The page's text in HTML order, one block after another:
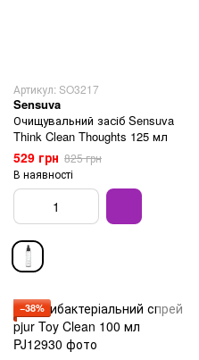
Артикул: SO3217
Sensuva
Очищувальний засіб Sensuva
Think Clean Thoughts 125 мл
529 грн 825 грн
В наявності
−38%